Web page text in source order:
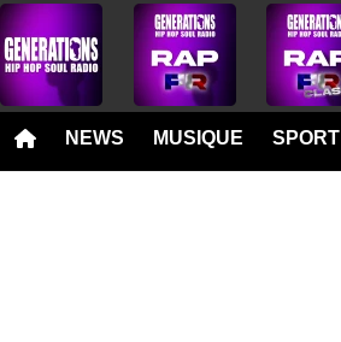
NEWS MUSIQUE SPORT